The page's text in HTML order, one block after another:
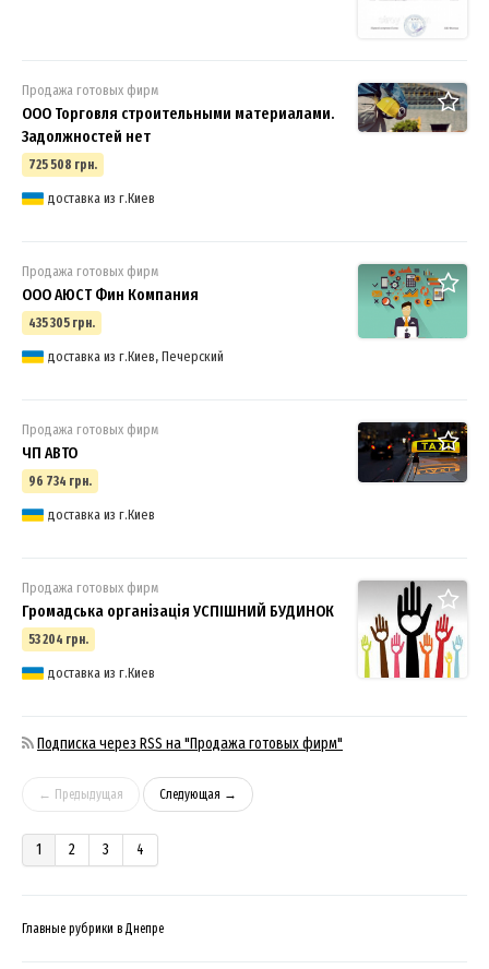
Продажа готовых фирм
ООО Торговля строительными материалами.
Задолжностей нет
725 508 грн.
доставка из г.Киев
Продажа готовых фирм
ООО АЮСТ Фин Компания
435 305 грн.
доставка из г.Киев, Печерский
Продажа готовых фирм
ЧП АВТО
96 734 грн.
доставка из г.Киев
Продажа готовых фирм
Громадська організація УСПІШНИЙ БУДИНОК
53 204 грн.
доставка из г.Киев
Подписка через RSS на "Продажа готовых фирм"
← Предыдущая Следующая →
1 2 3 4
Главные рубрики в Днепре